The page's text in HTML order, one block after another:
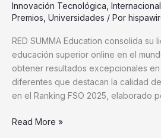
Innovación Tecnológica, Internacional
Premios, Universidades / Por
RED SUMMA Education consolida su
educación superior online en el
obtener resultados excepcionales
diferentes que destacan la calidad
en el Ranking FSO 2025, elaborado
Read More »